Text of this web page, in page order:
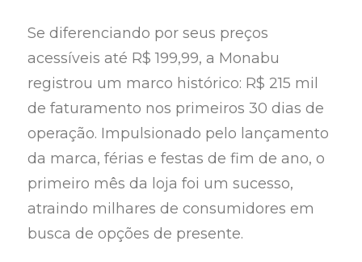
Se diferenciando por seus preços
acessíveis até R$ 199,99, a Monabu
registrou um marco histórico: R$ 215 mil
de faturamento nos primeiros 30 dias de
operação. Impulsionado pelo lançamento
da marca, férias e festas de fim de ano, o
primeiro mês da loja foi um sucesso,
atraindo milhares de consumidores em
busca de opções de presente.